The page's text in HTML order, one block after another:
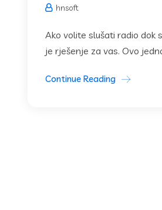
hnsoft
Ako volite slušati radio dok
je rješenje za vas. Ovo
Continue Reading